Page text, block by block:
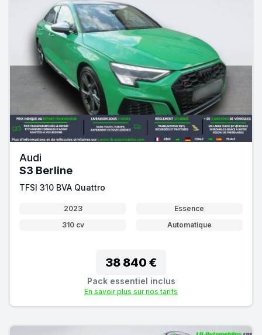
Audi
S3 Berline
TFSI 310 BVA Quattro
2023
Essence
310 cv
Automatique
38 840 €
Pack essentiel inclus
En savoir plus sur nos tarifs